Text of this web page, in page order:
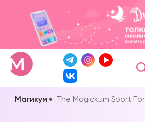
Магикум The Magickum Sport